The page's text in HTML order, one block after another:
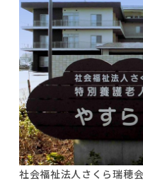
社会福祉法人さくら瑞穂